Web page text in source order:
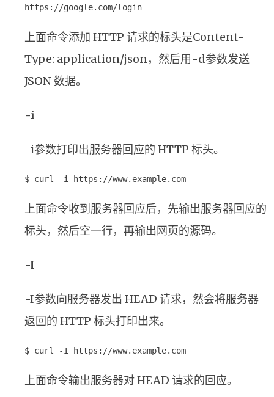
https://google.com/login
上面命令添加 HTTP 请求的标头是Content-
Type: application/json，然后用-d参数发送
JSON 数据。
-i
-i参数打印出服务器回应的 HTTP 标头。
$ curl -i https://www.example.com
上面命令收到服务器回应后，先输出服务器回应的
标头，然后空一行，再输出网页的源码。
-I
-I参数向服务器发出 HEAD 请求，然会将服务器
返回的 HTTP 标头打印出来。
$ curl -I https://www.example.com
上面命令输出服务器对 HEAD 请求的回应。